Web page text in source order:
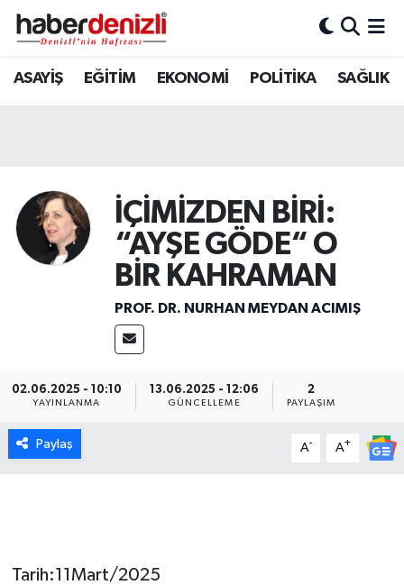
ASAYİŞ EĞİTİM EKONOMİ POLİTİKA SAĞLIK
İÇİMİZDEN BİRİ:
“AYŞE GÖDE“ O
BİR KAHRAMAN
PROF. DR. NURHAN MEYDAN ACIMIŞ
02.06.2025 - 10:10
YAYINLANMA
13.06.2025 - 12:06
GÜNCELLEME
2
PAYLAŞIM
Paylaş A- A+
Tarih:11Mart/2025
Denizli Nöbetçi Eczaneler
Puan Durumu ve Fikstür
Tüm Manşetler
Haber Arşivi